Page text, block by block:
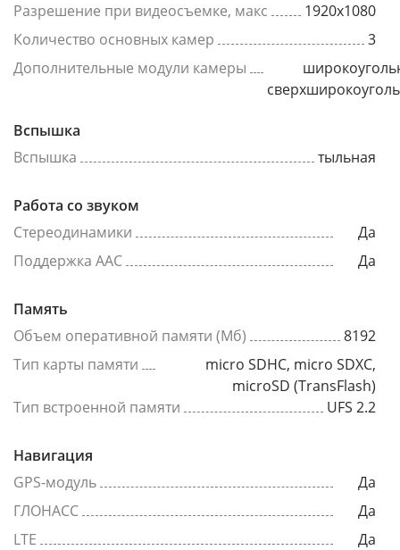
Разрешение при видеосъемке, макс
1920x1080
Количество основных камер
3
Дополнительные модули камеры
Вспышка
Вспышка
тыльная
Работа со звуком
Стереодинамики
Да
Поддержка AAC
Да
Память
Объем оперативной памяти (Мб)
8192
Тип карты памяти
micro SDHC, micro SDXC,
microSD (TransFlash)
Тип встроенной памяти
UFS 2.2
Навигация
GPS-модуль
Да
ГЛОНАСС
Да
LTE
Да